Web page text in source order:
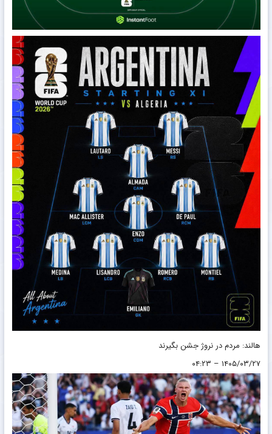
هالند: مردم در نروژ جشن بگیرند
۱۴۰۵/۰۳/۲۷ – ۰۴:۲۳